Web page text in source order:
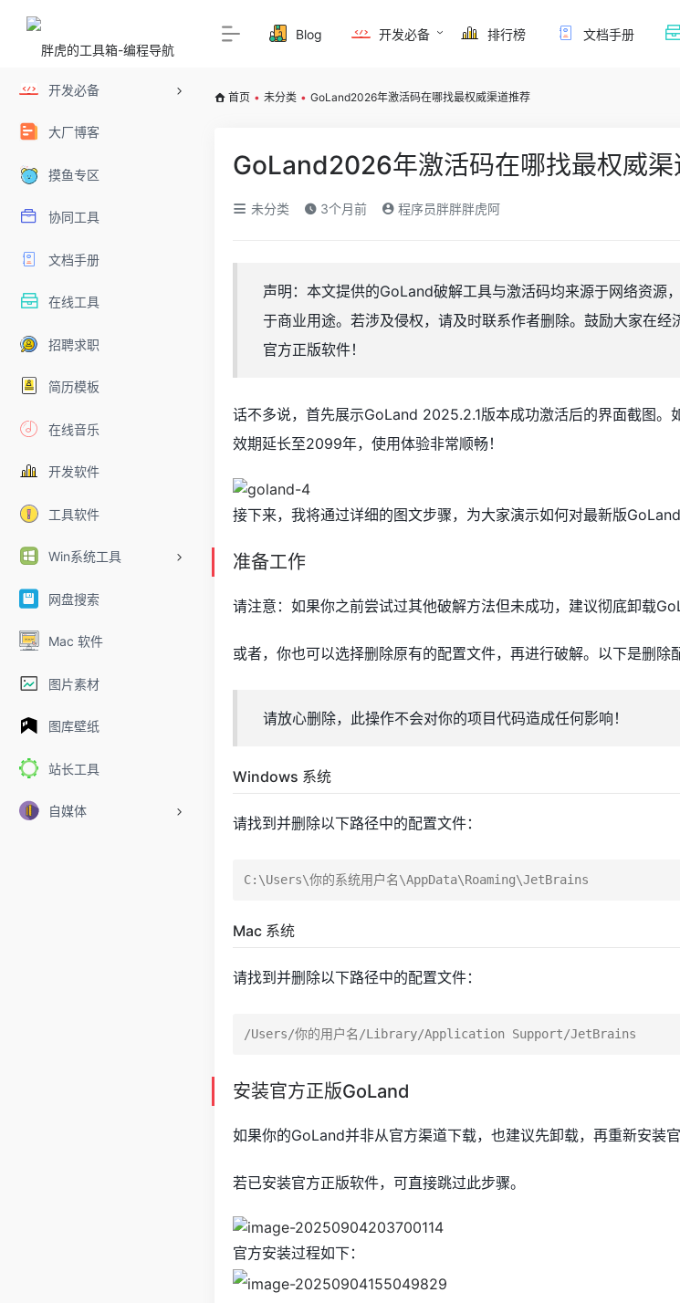
开发必备
大厂博客
摸鱼专区
协同工具
文档手册
在线工具
招聘求职
简历模板
在线音乐
开发软件
工具软件
Win系统工具
网盘搜索
Mac 软件
图片素材
图库壁纸
站长工具
自媒体
Blog 开发必备 排行榜 文档手册
首页 • 未分类 • GoLand2026年激活码在哪找最权威渠道推荐
GoLand2026年激活码在哪找最权威渠
未分类 3个月前 程序员胖胖胖虎阿
声明：本文提供的GoLand破解工具与激活码均来源于网络资源
于商业用途。若涉及侵权，请及时联系作者删除。鼓励大家在经
官方正版软件！
话不多说，首先展示GoLand 2025.2.1版本成功激活后的界面截图。
效期延长至2099年，使用体验非常顺畅！
接下来，我将通过详细的图文步骤，为大家演示如何对最新版GoLand
准备工作
请注意：如果你之前尝试过其他破解方法但未成功，建议彻底卸载
或者，你也可以选择删除原有的配置文件，再进行破解。以下是删除
请放心删除，此操作不会对你的项目代码造成任何影响！
Windows 系统
请找到并删除以下路径中的配置文件：
Mac 系统
请找到并删除以下路径中的配置文件：
安装官方正版GoLand
如果你的GoLand并非从官方渠道下载，也建议先卸载，再重新安装官
若已安装官方正版软件，可直接跳过此步骤。
官方安装过程如下：